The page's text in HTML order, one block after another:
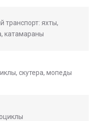
транспорт: яхты,
катамараны
скутера, мопеды